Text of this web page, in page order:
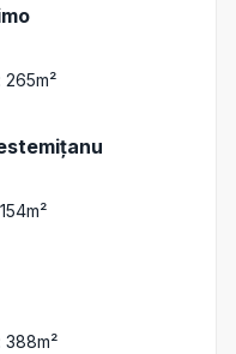
265m²
154m²
388m²